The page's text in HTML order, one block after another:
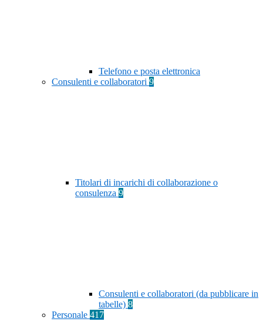
Telefono e posta elettronica
Consulenti e collaboratori 9
Titolari di incarichi di collaborazione o
consulenza 9
Consulenti e collaboratori (da pubblicare in
tabelle) 8
Personale 417